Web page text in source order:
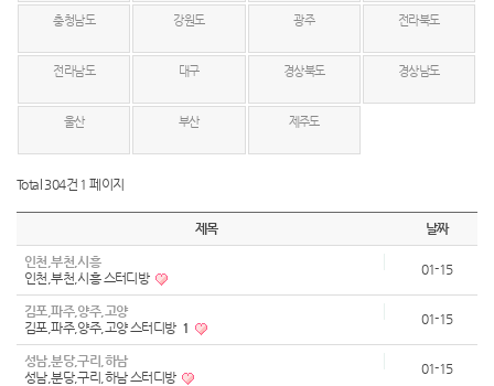
충청남도 강원도 광주 전라북도
전라남도 대구 경상북도 경상남도
울산 부산 제주도
Total 304건 1 페이지
제목 날짜
인천,부천,시흥
인천,부천,시흥 스터디방
01-15
김포,파주,양주,고양
김포,파주,양주,고양 스터디방 1
01-15
성남,분당,구리,하남
성남,분당,구리,하남 스터디방
01-15